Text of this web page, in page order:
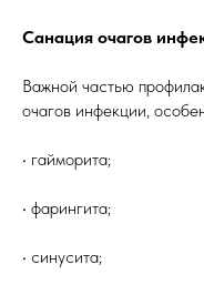
Санация очагов
Важной частью
очагов инфекции,
• гайморита;
• фарингита;
• синусита;